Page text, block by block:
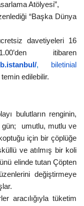
Atölyesi”,
“Başka Dünya
davetiyeleri 16
itibaren
,
biletinial
edilebilir.
bulutların renginin,
gün; umutlu, mutlu ve
için bir çöplüğe
ve atılmış bir koli
elinde tutan Çöpten
değiştirmeye
aracılığıyla tüketim